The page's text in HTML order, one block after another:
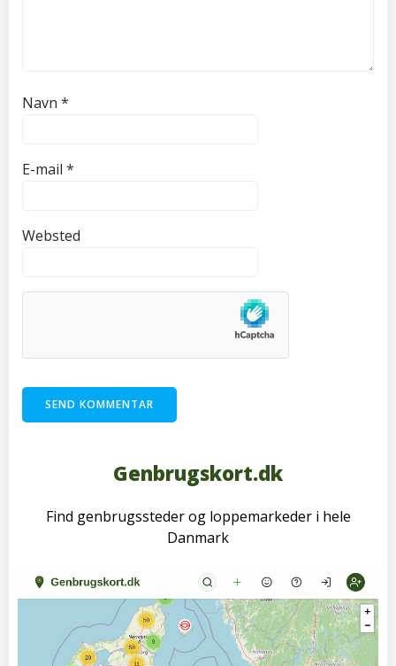
Navn *
E-mail *
Websted
Genbrugskort.dk
Find genbrugssteder og loppemarkeder i hele
Danmark